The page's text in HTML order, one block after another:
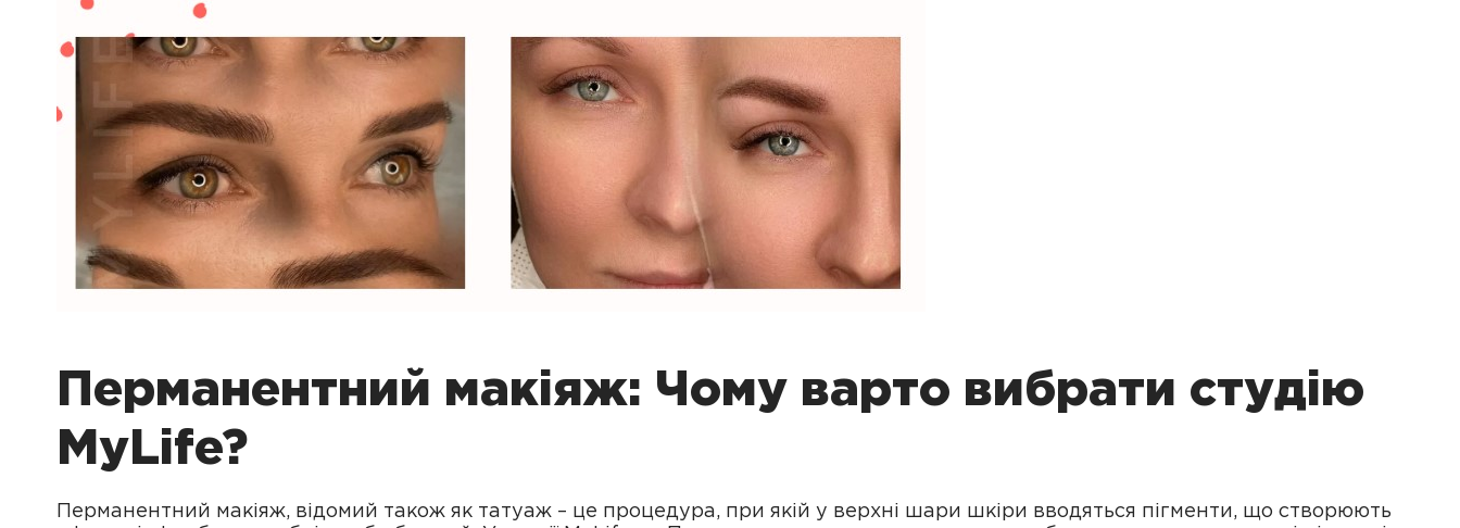
Перманентний макіяж: Чому варто вибрати студію
MyLife?
Перманентний макіяж, відомий також як татуаж – це процедура, при якій у верхні шари шкіри вводяться пігменти, що створюють